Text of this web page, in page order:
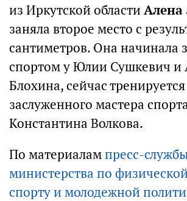
из Иркутской области Алена
заняла второе место с
сантиметров. Она начинала
спортом у Юлии Сушкевич и
Блохина, сейчас
заслуженного мастера
Константина Волкова.
По материалампресс-
министерства по
спорту и молодежной